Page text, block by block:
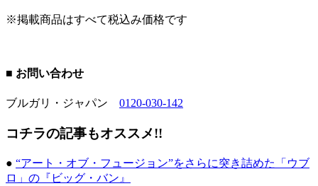
※掲載商品はすべて税込み価格です
■ お問い合わせ
ブルガリ・ジャパン 0120-030-142
コチラの記事もオススメ!!
● “アート・オブ・フュージョン”をさらに突き詰めた「ウブ
ロ」の『ビッグ・バン』